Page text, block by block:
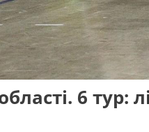
6 тур: